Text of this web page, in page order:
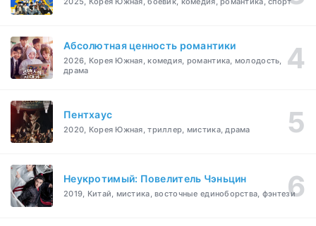
Абсолютная ценность романтики
2026, Корея Южная, комедия, романтика, молодость,
драма
Пентхаус
2020, Корея Южная, триллер, мистика, драма
Неукротимый: Повелитель Чэньцин
2019, Китай, мистика, восточные единоборства, фэнтези